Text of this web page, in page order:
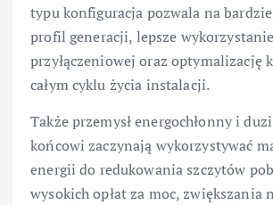
typu konfiguracja pozwala na
profil generacji, lepsze
przyłączeniowej oraz optymalizację
całym cyklu życia instalacji.
Także przemysł energochłonny i
końcowi zaczynają wykorzystywać
energii do redukowania szczytów
wysokich opłat za moc, zwiększania